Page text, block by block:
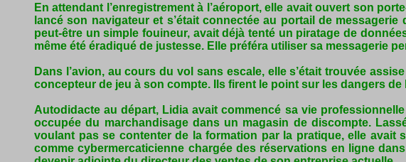
En attendant l’enregistrement à l’aéroport, elle avait ouvert son
lancé son navigateur et s’était connectée au portail de
peut-être un simple fouineur, avait déjà tenté un piratage de
même été éradiqué de justesse. Elle préféra utiliser sa messagerie
Dans l’avion, au cours du vol sans escale, elle s’était trouvée
concepteur de jeu à son compte. Ils firent le point sur les dangers de
Autodidacte au départ, Lidia avait commencé sa vie
occupée du marchandisage dans un magasin de discompte.
voulant pas se contenter de la formation par la pratique, elle avait
comme cybermercaticienne chargée des réservations en ligne